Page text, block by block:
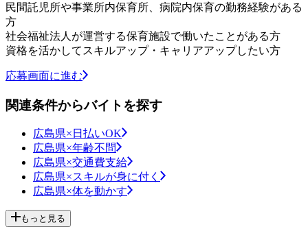
民間託児所や事業所内保育所、病院内保育の勤務経験がある
方
社会福祉法人が運営する保育施設で働いたことがある方
資格を活かしてスキルアップ・キャリアアップしたい方
応募画面に進む
関連条件からバイトを探す
広島県×日払いOK
広島県×年齢不問
広島県×交通費支給
広島県×スキルが身に付く
広島県×体を動かす
もっと見る